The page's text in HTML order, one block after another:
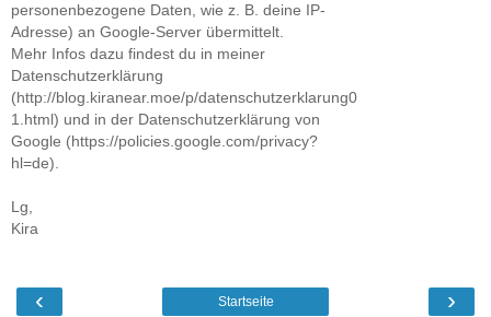
personenbezogene Daten, wie z. B. deine IP-
Adresse) an Google-Server übermittelt.
Mehr Infos dazu findest du in meiner
Datenschutzerklärung
(http://blog.kiranear.moe/p/datenschutzerklarung0
1.html) und in der Datenschutzerklärung von
Google (https://policies.google.com/privacy?
hl=de).
Lg,
Kira
‹ ›
Startseite